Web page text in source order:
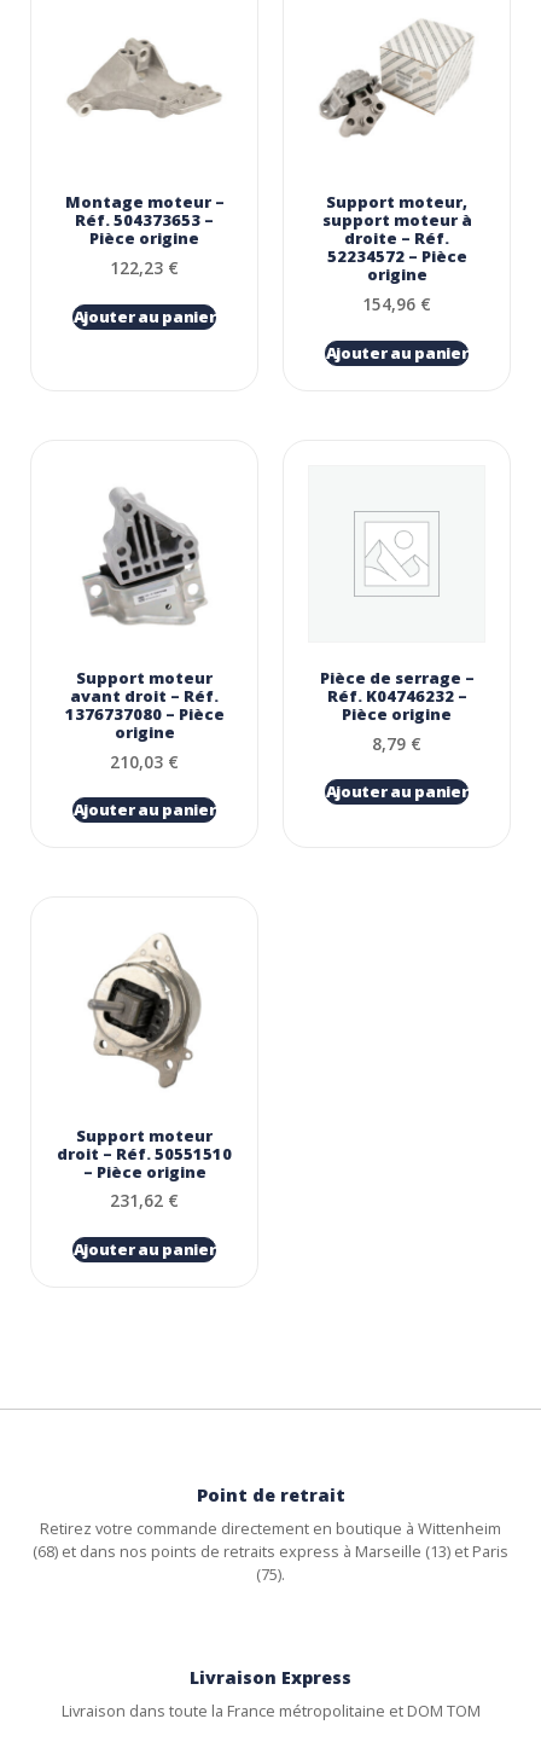
Montage moteur –
Réf. 504373653 –
Pièce origine
122,23 €
Ajouter au panier
Support moteur,
support moteur à
droite – Réf.
52234572 – Pièce
origine
154,96 €
Ajouter au panier
Support moteur
avant droit – Réf.
1376737080 – Pièce
origine
210,03 €
Ajouter au panier
Pièce de serrage –
Réf. K04746232 –
Pièce origine
8,79 €
Ajouter au panier
Support moteur
droit – Réf. 50551510
– Pièce origine
231,62 €
Ajouter au panier
Point de retrait
Retirez votre commande directement en boutique à Wittenheim
(68) et dans nos points de retraits express à Marseille (13) et Paris
(75).
Livraison Express
Livraison dans toute la France métropolitaine et DOM TOM